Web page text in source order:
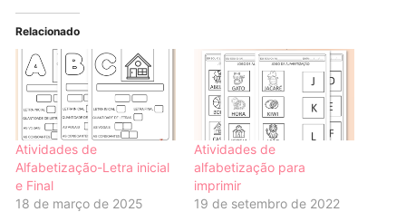
Relacionado
Atividades de
Alfabetização-Letra inicial
e Final
18 de março de 2025
Atividades de
alfabetização para
imprimir
19 de setembro de 2022